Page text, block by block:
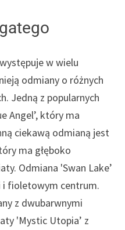
w wielu
odmiany o różnych
Jedną z popularnych
Angel’, który ma
ciekawą odmianą jest
ma głęboko
Odmiana 'Swan Lake’
i fioletowym centrum.
z dwubarwnymi
'Mystic Utopia’ z